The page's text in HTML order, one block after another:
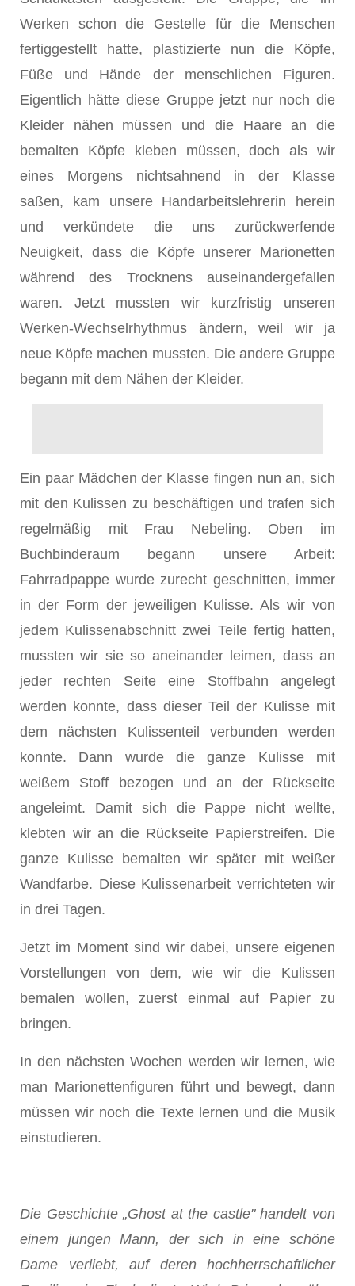
Werken schon die Gestelle für die Menschen
fertiggestellt hatte, plastizierte nun die Köpfe,
Füße und Hände der menschlichen Figuren.
Eigentlich hätte diese Gruppe jetzt nur noch die
Kleider nähen müssen und die Haare an die
bemalten Köpfe kleben müssen, doch als wir
eines Morgens nichtsahnend in der Klasse
saßen, kam unsere Handarbeitslehrerin herein
und verkündete die uns zurückwerfende
Neuigkeit, dass die Köpfe unserer Marionetten
während des Trocknens auseinandergefallen
waren. Jetzt mussten wir kurzfristig unseren
Werken-Wechselrhythmus ändern, weil wir ja
neue Köpfe machen mussten. Die andere Gruppe
begann mit dem Nähen der Kleider.
Ein paar Mädchen der Klasse fingen nun an, sich
mit den Kulissen zu beschäftigen und trafen sich
regelmäßig mit Frau Nebeling. Oben im
Buchbinderaum begann unsere Arbeit:
Fahrradpappe wurde zurecht geschnitten, immer
in der Form der jeweiligen Kulisse. Als wir von
jedem Kulissenabschnitt zwei Teile fertig hatten,
mussten wir sie so aneinander leimen, dass an
jeder rechten Seite eine Stoffbahn angelegt
werden konnte, dass dieser Teil der Kulisse mit
dem nächsten Kulissenteil verbunden werden
konnte. Dann wurde die ganze Kulisse mit
weißem Stoff bezogen und an der Rückseite
angeleimt. Damit sich die Pappe nicht wellte,
klebten wir an die Rückseite Papierstreifen. Die
ganze Kulisse bemalten wir später mit weißer
Wandfarbe. Diese Kulissenarbeit verrichteten wir
in drei Tagen.
Jetzt im Moment sind wir dabei, unsere eigenen
Vorstellungen von dem, wie wir die Kulissen
bemalen wollen, zuerst einmal auf Papier zu
bringen.
In den nächsten Wochen werden wir lernen, wie
man Marionettenfiguren führt und bewegt, dann
müssen wir noch die Texte lernen und die Musik
einstudieren.
Die Geschichte „Ghost at the castle" handelt von
einem jungen Mann, der sich in eine schöne
Dame verliebt, auf deren hochherrschaftlicher